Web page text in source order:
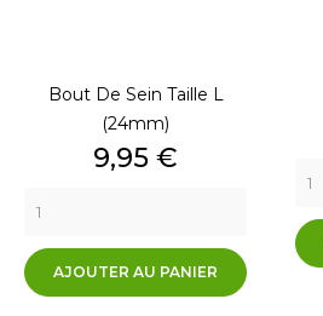
Bout De Sein Taille L
(24mm)
Prix
9,95 €
AJOUTER AU PANIER